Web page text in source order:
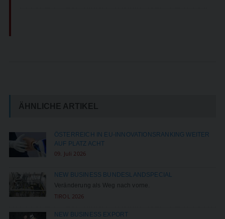
ÄHNLICHE ARTIKEL
ÖSTERREICH IN EU-INNOVATIONSRANKING WEITER
AUF PLATZ ACHT
09. Juli 2026
NEW BUSINESS BUNDESLANDSPECIAL
Veränderung als Weg nach vorne.
TIROL 2026
NEW BUSINESS EXPORT